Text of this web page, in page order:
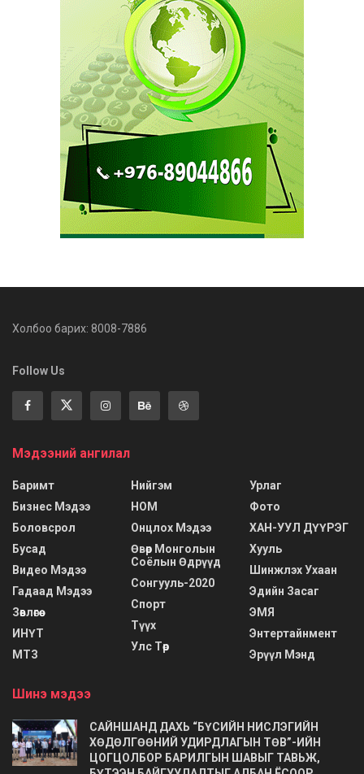
Холбоо барих: 8008-7886
Follow Us
Мэдээний ангилал
Баримт
Бизнес Мэдээ
Боловсрол
Бусад
Видео Мэдээ
Гадаад Мэдээ
Зөвлөгөө
ИНҮТ
МТЗ
Нийгэм
НОМ
Онцлох Мэдээ
Өвөр Монголын
Соёлын Өдрүүд
Сонгууль-2020
Спорт
Түүх
Улс Төр
Урлаг
Фото
ХАН-УУЛ ДҮҮРЭГ
Хууль
Шинжлэх Ухаан
Эдийн Засаг
ЭМЯ
Энтертайнмент
Эрүүл Мэнд
Шинэ мэдээ
САЙНШАНД ДАХЬ “БҮСИЙН НИСЛЭГИЙН
ХӨДӨЛГӨӨНИЙ УДИРДЛАГЫН ТӨВ”-ИЙН
ЦОГЦОЛБОР БАРИЛГЫН ШАВЫГ ТАВЬЖ,